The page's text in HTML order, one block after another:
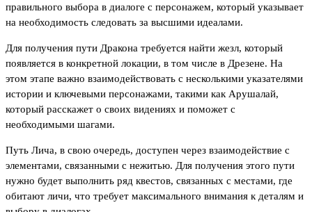
правильного выбора в диалоге с персонажем, который указывает
на необходимость следовать за высшими идеалами.
Для получения пути Дракона требуется найти жезл, который
появляется в конкретной локации, в том числе в Дрезене. На
этом этапе важно взаимодействовать с несколькими указателями
истории и ключевыми персонажами, такими как Арушалай,
который расскажет о своих видениях и поможет с
необходимыми шагами.
Путь Лича, в свою очередь, доступен через взаимодействие с
элементами, связанными с нежитью. Для получения этого пути
нужно будет выполнить ряд квестов, связанных с местами, где
обитают личи, что требует максимального внимания к деталям и